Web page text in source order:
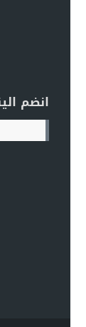
انضم